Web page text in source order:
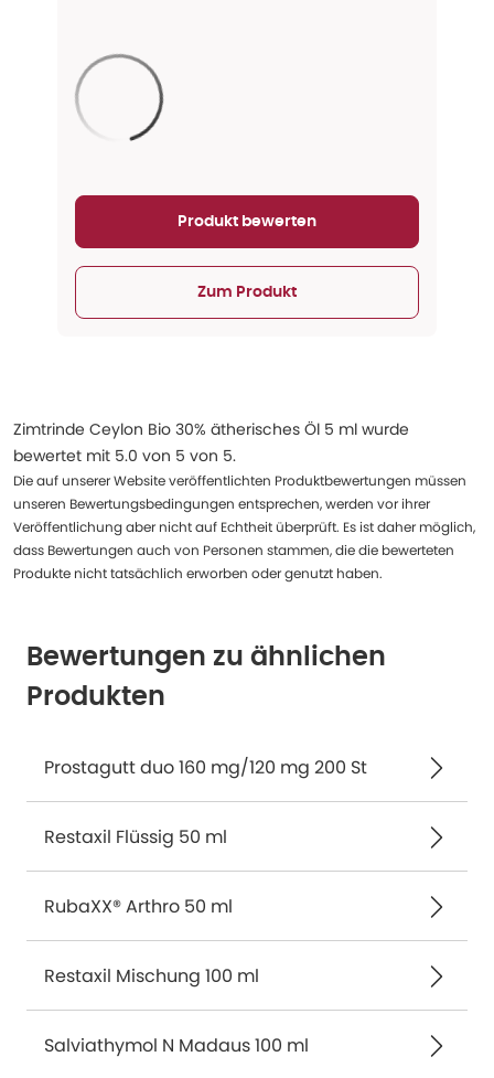
Aktualisieren...
Produkt bewerten
Zum Produkt
Zimtrinde Ceylon Bio 30% ätherisches Öl 5 ml wurde
bewertet mit 5.0 von 5 von 5.
Die auf unserer Website veröffentlichten Produktbewertungen müssen
unseren Bewertungsbedingungen entsprechen, werden vor ihrer
Veröffentlichung aber nicht auf Echtheit überprüft. Es ist daher möglich,
dass Bewertungen auch von Personen stammen, die die bewerteten
Produkte nicht tatsächlich erworben oder genutzt haben.
Bewertungen zu ähnlichen
Produkten
Prostagutt duo 160 mg/120 mg 200 St
Restaxil Flüssig 50 ml
RubaXX® Arthro 50 ml
Restaxil Mischung 100 ml
Salviathymol N Madaus 100 ml